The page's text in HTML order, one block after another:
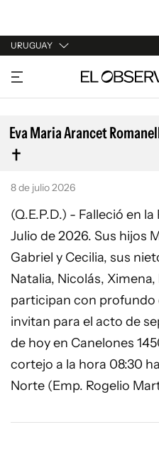
URUGUAY
URUGUAY
ARGENTINA
ESPAÑA
ESTADOS UNIDOS
Eva Maria Arancet
8 de julio 2026
(Q.E.P.D.) - Falleció en
Julio de 2026. Sus hijos
Gabriel y Cecilia, sus
Natalia, Nicolás,
participan con
invitan para el acto de
de hoy en Canelones
cortejo a la hora 08:30
Norte (Emp. Rogelio